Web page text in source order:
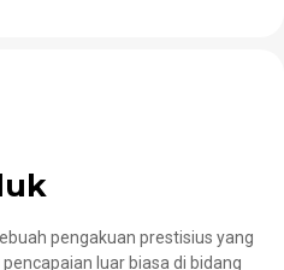
pengakuan prestisius yang
luar biasa di bidang